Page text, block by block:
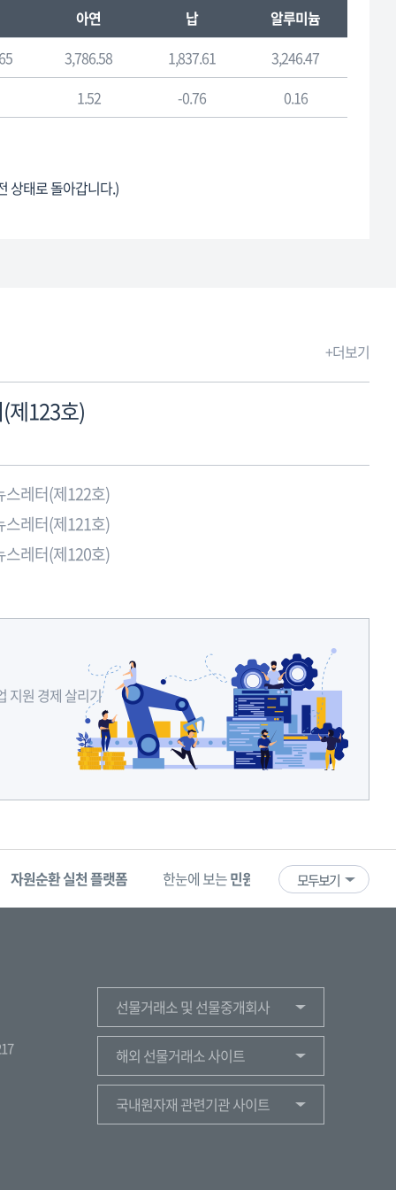
아연 납
알루미늄
3,786.58 1,837.61
3,246.47
1.52 -0.76 0.16
상태로 돌아갑니다.)
제123호)
스레터(제122호)
스레터(제121호)
스레터(제120호)
+더보기
지원 경제 살리기
자원순환 실천 플랫폼 한눈에 보는민원 빅데이터 기업마당
모두보기
선물거래소 및 선물중개회사
해외 선물거래소 사이트
국내원자재 관련기관 사이트